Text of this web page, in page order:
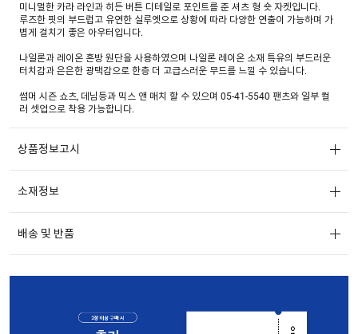
미니멀한 카라 라인과 히든 버튼 디테일로 포인트를 준 셔츠 형 숏 자켓입니다.
루즈한 핏의 부드럽고 유연한 실루엣으로 상황에 따라 다양한 연출이 가능하며 가
볍게 걸치기 좋은 아우터입니다.
나일론과 레이온 혼방 원단을 사용하였으며 나일론 레이온 소재 특유의 부드러운
터치감과 은은한 광택감으로 한층 더 고급스러운 무드를 느낄 수 있습니다.
썸머 시즌 쇼츠, 데님등과 믹스 앤 매치 할 수 있으며 05-41-5540 팬츠와 일부 컬
러 셋업으로 착용 가능합니다.
상품정보고시
소재정보
배송 및 반품